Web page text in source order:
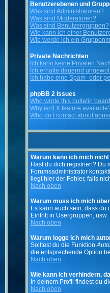
Benutzerebenen und
Was sind Administratoren?
Was sind Moderatoren?
Was sind Benutzergruppen?
Wie kann ich einer
Wie werde ich ein
Private Nachrichten
Ich kann keine Privaten
Ich erhalte dauernd
Ich habe eine Spam- oder
phpBB 2 Issues
Who wrote this bulletin
Why isn't X feature
Who do I contact about
Warum kann ich mich
Hast du dich registriert? Du
Forumsadministrator
liegt hier der Fehler, falls
Nach oben
Warum muss ich mich
Es kann auch sein, dass du
Eintritt in Usergruppen,
Nach oben
Warum logge ich mich
Solltest du die Funktion
die entsprechende Option
Nach oben
Wie kann ich verhindern,
In deinem Profil findest du
Nach oben